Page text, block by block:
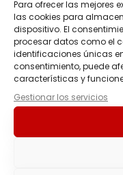
Para ofrecer las mejores
las cookies para
dispositivo. El
procesar datos como el
identificaciones únicas
consentimiento, puede
características y
Gestionar los servicios
nicotinamida (vit.
(vit. B6), óxido de
(vit. B1),
sales magnésicas
silicio;
Dosis
Instrucciones
ml de agua con